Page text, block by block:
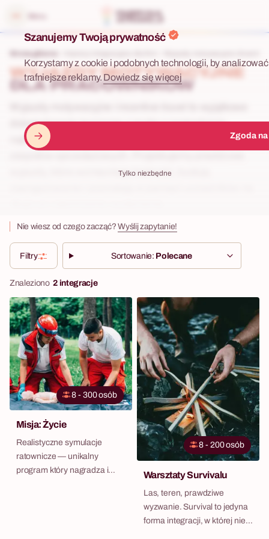
Szanujemy Twoją prywatność
Korzystamy z cookie i podobnych technologii, by
trafniejsze reklamy. Dowiedz się więcej
Tylko niezbędne
Zgoda
WYJAZDY MOTYWACYJNE
DLA PRACOWNIKÓW
doświadczenia tworzone z myślą o nagradzaniu
najlepszych pracowników, partnerów biznesowych i
wyjazdy, które wzmacniają lojalność, budują
Nie wiesz od czego zacząć?Wyślij zapytanie!
Filtry Sortowanie: Polecane
Znaleziono2 integracje
8 - 300 osób
Misja: Życie
Realistyczne symulacje
ratownicze — unikalny
program który nagradza i
8 - 200 osób
Warsztaty Survivalu
Las, teren, prawdziwe
wyzwanie. Survival to jedyna
forma integracji, w której nie